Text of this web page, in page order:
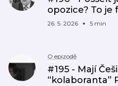
opozice? To je
26. 5. 2026 5 min
O epizodě
#195 - Mají
“kolaboranta”